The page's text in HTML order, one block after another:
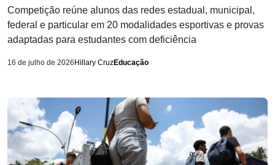
Competição reúne alunos das redes estadual, municipal,
federal e particular em 20 modalidades esportivas e provas
adaptadas para estudantes com deficiência
16 de julho de 2026 Hillary CruzEducação